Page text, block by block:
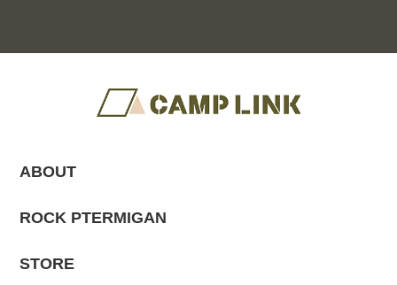
ABOUT
ROCK PTERMIGAN
STORE